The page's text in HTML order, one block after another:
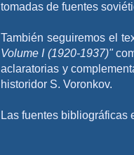
tomadas de fuentes
También seguiremos el
Volume I (1920-1937)"
aclaratorias y
historidor S. Voronkov.
Las fuentes bibliográficas